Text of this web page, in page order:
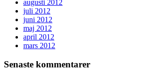
augusti 2012
juli 2012
juni 2012
maj 2012
april 2012
mars 2012
Senaste kommentarer